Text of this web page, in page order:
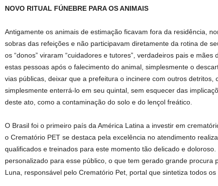
NOVO RITUAL FÚNEBRE PARA OS ANIMAIS
Antigamente os animais de estimação ficavam fora da residência,
sobras das refeições e não participavam diretamente da rotina de
os “donos” viraram “cuidadores e tutores”, verdadeiros pais e mães
estas pessoas após o falecimento do animal, simplesmente o
vias públicas, deixar que a prefeitura o incinere com outros detritos,
simplesmente enterrá-lo em seu quintal, sem esquecer das
deste ato, como a contaminação do solo e do lençol freático.
O Brasil foi o primeiro país da América Latina a investir em
o Crematório PET se destaca pela excelência no atendimento
qualificados e treinados para este momento tão delicado e
personalizado para esse público, o que tem gerado grande procura
Luna, responsável pelo Crematório Pet, portal que sintetiza todos